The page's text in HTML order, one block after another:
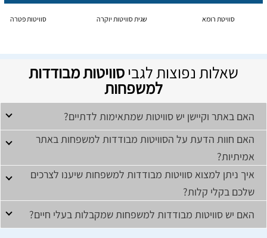
סוויטת רומא שגית סוויטות יוקרה סוויטות פטרה
שאלות נפוצות לגביסוויטות מבודדות
למשפחות
האם באתר וקיישן יש סוויטות שמתאימות לדתיים?
האם חוות הדעת על הסוויטות מבודדות למשפחות באתר
אמיתיות?
איך ניתן למצוא סוויטות מבודדות למשפחות שיענו לצרכים
שלכם בקלי קלות?
האם יש סוויטות מבודדות למשפחות שמקבלות בעלי חיים?